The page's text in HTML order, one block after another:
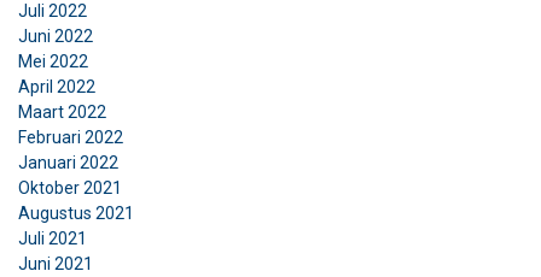
Juli 2022
Juni 2022
Mei 2022
April 2022
Maart 2022
Februari 2022
Januari 2022
Oktober 2021
Augustus 2021
Juli 2021
Juni 2021